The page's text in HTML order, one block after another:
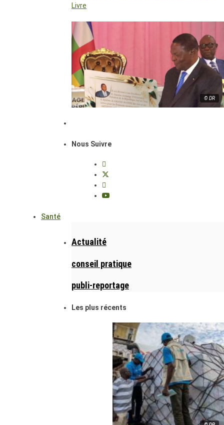
Livre
© DR
Nous Suivre
Santé
Actualité
conseil pratique
publi-reportage
Les plus récents